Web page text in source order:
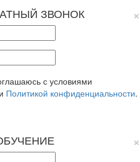
×
ЗВОНОК
с условиями
и Политикой конфиденциальности.
×